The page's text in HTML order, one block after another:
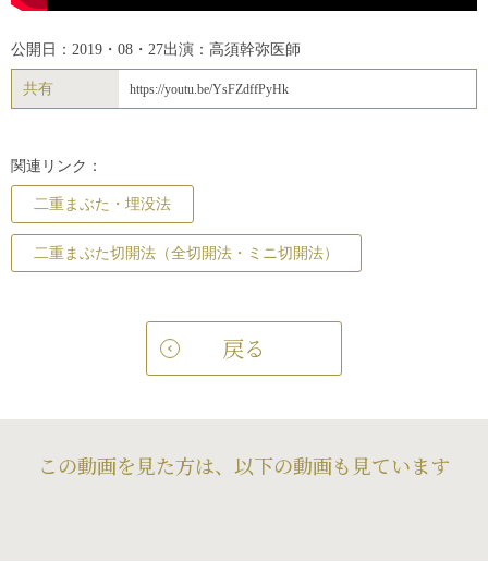
公開日：2019・08・27出演：高須幹弥医師
共有 https://youtu.be/YsFZdffPyHk
関連リンク：
二重まぶた・埋没法
二重まぶた切開法（全切開法・ミニ切開法）
戻る
この動画を見た方は、以下の動画も見ています